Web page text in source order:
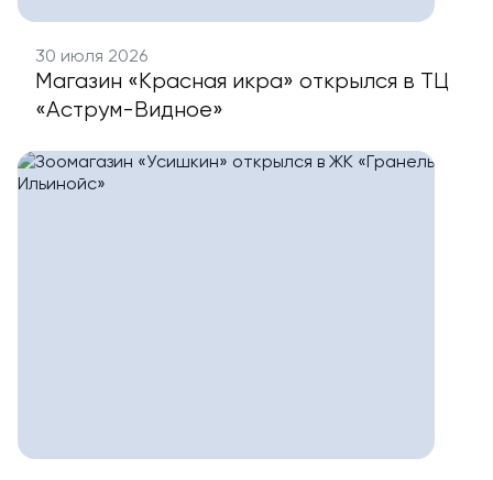
30 июля 2026
Магазин «Красная икра» открылся в ТЦ
«Аструм-Видное»